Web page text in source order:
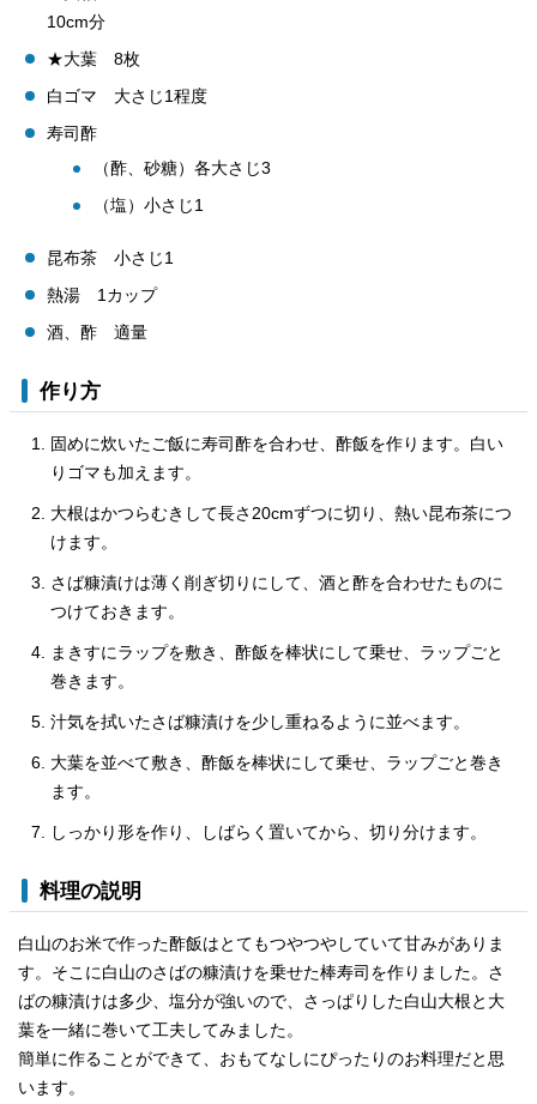
10cm分
★大葉 8枚
白ゴマ 大さじ1程度
寿司酢
（酢、砂糖）各大さじ3
（塩）小さじ1
昆布茶 小さじ1
熱湯 1カップ
酒、酢 適量
作り方
固めに炊いたご飯に寿司酢を合わせ、酢飯を作ります。白い
りゴマも加えます。
大根はかつらむきして長さ20cmずつに切り、熱い昆布茶につ
けます。
さば糠漬けは薄く削ぎ切りにして、酒と酢を合わせたものに
つけておきます。
まきすにラップを敷き、酢飯を棒状にして乗せ、ラップごと
巻きます。
汁気を拭いたさば糠漬けを少し重ねるように並べます。
大葉を並べて敷き、酢飯を棒状にして乗せ、ラップごと巻き
ます。
しっかり形を作り、しばらく置いてから、切り分けます。
料理の説明
白山のお米で作った酢飯はとてもつやつやしていて甘みがありま
す。そこに白山のさばの糠漬けを乗せた棒寿司を作りました。さ
ばの糠漬けは多少、塩分が強いので、さっぱりした白山大根と大
葉を一緒に巻いて工夫してみました。
簡単に作ることができて、おもてなしにぴったりのお料理だと思
います。